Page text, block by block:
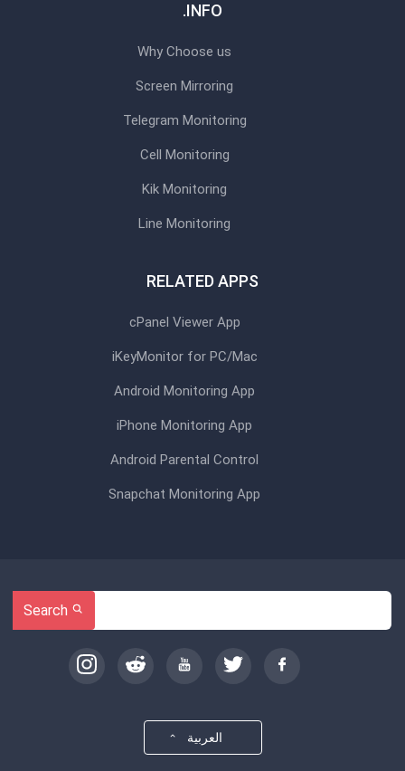
INFO.
Why Choose us
Screen Mirroring
Telegram Monitoring
Cell Monitoring
Kik Monitoring
Line Monitoring
RELATED APPS
cPanel Viewer App
iKeyMonitor for PC/Mac
Android Monitoring App
iPhone Monitoring App
Android Parental Control
Snapchat Monitoring App
العربية